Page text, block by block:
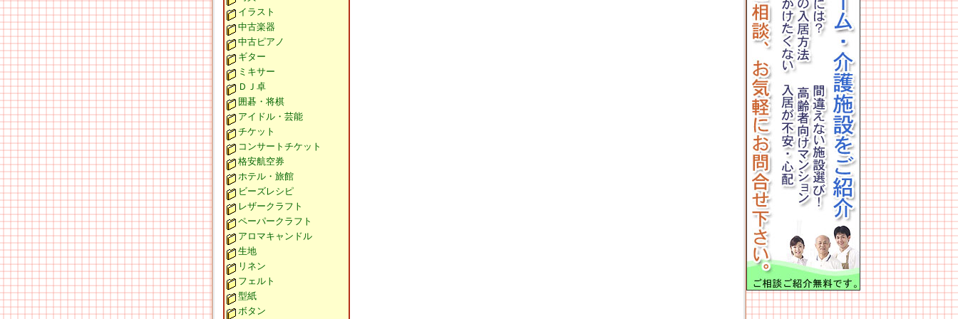
イラスト
中古楽器
中古ピアノ
ギター
ミキサー
ＤＪ卓
囲碁・将棋
アイドル・芸能
チケット
コンサートチケット
格安航空券
ホテル・旅館
ビーズレシピ
レザークラフト
ペーパークラフト
アロマキャンドル
生地
リネン
フェルト
型紙
ボタン